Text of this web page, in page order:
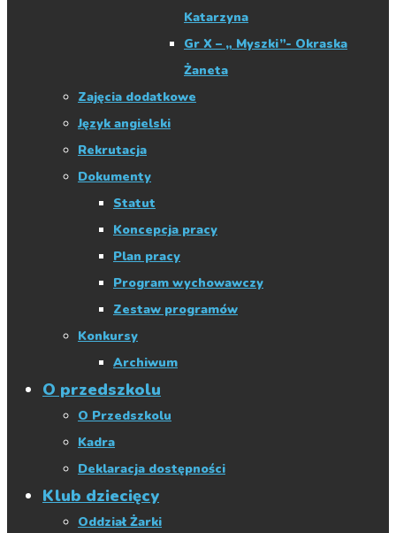
Katarzyna
Gr X – „ Myszki”- Okraska
Żaneta
Zajęcia dodatkowe
Język angielski
Rekrutacja
Dokumenty
Statut
Koncepcja pracy
Plan pracy
Program wychowawczy
Zestaw programów
Konkursy
Archiwum
O przedszkolu
O Przedszkolu
Kadra
Deklaracja dostępności
Klub dziecięcy
Oddział Żarki